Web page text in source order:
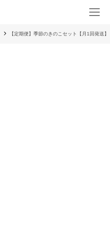
【定期便】季節のきのこセット【月1回発送】